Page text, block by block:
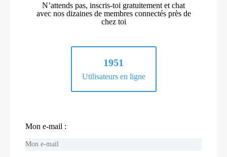
N’attends pas, inscris-toi gratuitement et chat
avec nos dizaines de membres connectés près de
chez toi
1951
Utilisateurs en ligne
Mon e-mail :